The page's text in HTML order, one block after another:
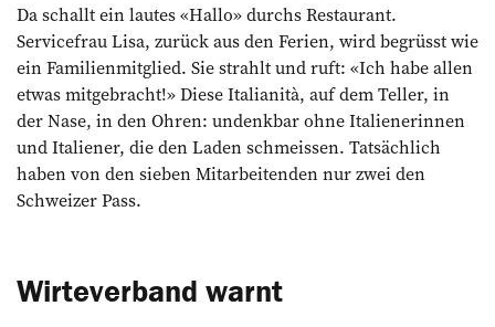
Da schallt ein lautes «Hallo» durchs Restaurant.
Servicefrau Lisa, zurück aus den Ferien, wird begrüsst wie
ein Familienmitglied. Sie strahlt und ruft: «Ich habe allen
etwas mitgebracht!» Diese Italianità, auf dem Teller, in
der Nase, in den Ohren: undenkbar ohne Italienerinnen
und Italiener, die den Laden schmeissen. Tatsächlich
haben von den sieben Mitarbeitenden nur zwei den
Schweizer Pass.
Wirteverband warnt